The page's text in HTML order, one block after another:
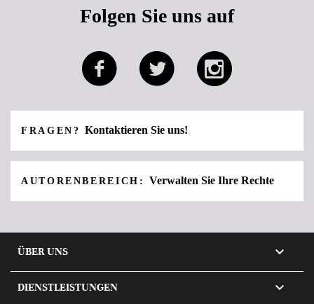
Folgen Sie uns auf
FRAGEN?Kontaktieren Sie uns!
AUTORENBEREICH: Verwalten Sie Ihre Rechte
ÜBER UNS 
DIENSTLEISTUNGEN 